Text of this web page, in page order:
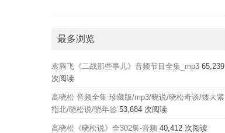
最多浏览
袁腾飞《二战那些事儿》音频节目全集_mp3 65,239
次阅读
高晓松 音频全集 珍藏版/mp3/晓说/晓松奇谈/矮大紧
指北/晓松说/晓年鉴 53,684 次阅读
高晓松《晓松说》全302集-音频 40,412 次阅读